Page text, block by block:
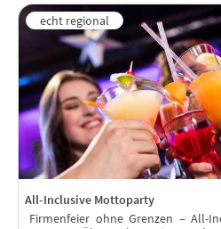
All-Inclusive Mottoparty
Firmenfeier ohne Grenzen – All-